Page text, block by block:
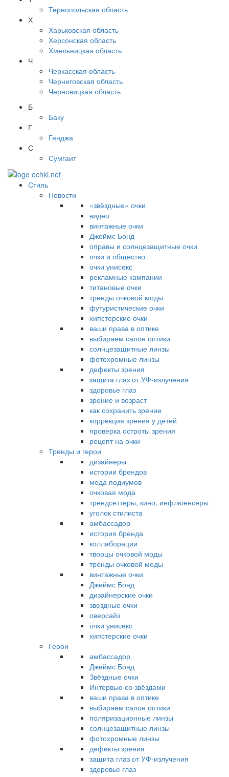
Тернопольская область
Х
Харьковская область
Херсонская область
Хмельницкая область
Ч
Черкасская область
Черниговская область
Черновицкая область
Б
Баку
Г
Гянджа
С
Сумгаит
Стиль
Новости
«звёздные» очки
видео
винтажные очки
Джеймс Бонд
оправы и солнцезащитные очки
очки и общество
очки унисекс
рекламные кампании
титановые очки
тренды очковой моды
футуристические очки
хипстерские очки
ваши права в оптике
выбираем салон оптики
солнцезащитные линзы
фотохромные линзы
дефекты зрения
защита глаз от УФ-излучения
здоровье глаз
зрение и возраст
как сохранить зрение
коррекция зрения у детей
проверка остроты зрения
рецепт на очки
Тренды и герои
дизайнеры
истории брендов
мода подиумов
очковая мода
трендсеттеры, кино, инфлюенсеры
уголок стилиста
амбассадор
история бренда
коллаборации
творцы очковой моды
тренды очковой моды
винтажные очки
Джеймс Бонд
дизайнерские очки
звездные очки
оверсайз
очки унисекс
хипстерские очки
Герои
амбассадор
Джеймс Бонд
Звёздные очки
Интервью со звёздами
ваши права в оптике
выбираем салон оптики
поляризационные линзы
солнцезащитные линзы
фотохромные линзы
дефекты зрения
защита глаз от УФ-излучения
здоровье глаз